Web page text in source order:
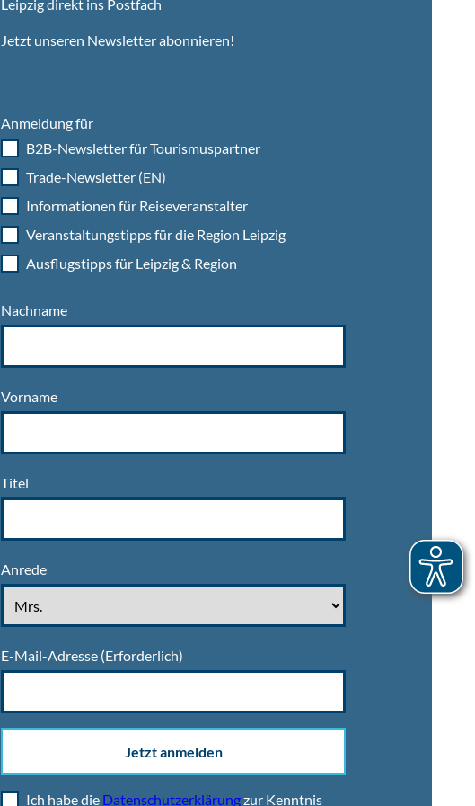
Leipzig direkt ins Postfach
Jetzt unseren Newsletter abonnieren!
Anmeldung für
B2B-Newsletter für Tourismuspartner
Trade-Newsletter (EN)
Informationen für Reiseveranstalter
Veranstaltungstipps für die Region Leipzig
Ausflugstipps für Leipzig & Region
Nachname
Vorname
Titel
Anrede
E-Mail-Adresse (Erforderlich)
Jetzt anmelden
Ich habe die Datenschutzerklärungzur Kenntnis